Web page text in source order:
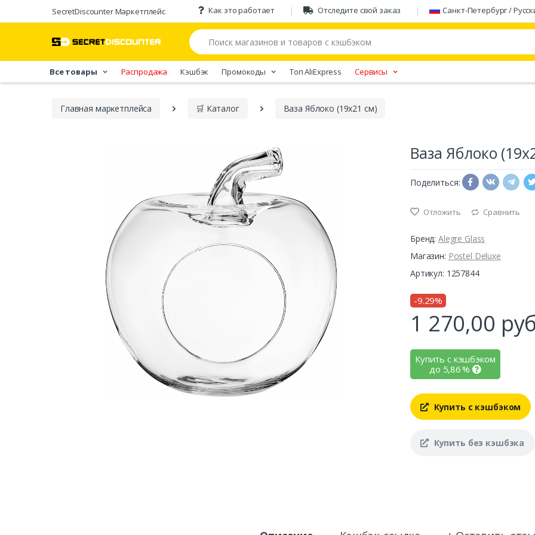
SecretDiscounter Маркетплейс Как это работает Отследите свой заказ Санкт-Петербург /
Все товары Распродажа Кэшбэк Промокоды Tоп AliExpress Сервисы
Главная марĸетплейса 🛒 Каталог Ваза Яблоко (19х21 см)
Ваза Яблоко
Поделиться:
Отложить Сравнить
Бренд: Alegre Glass
Магазин: Postel Deluxe
Артикул: 1257844
-9.29%
1 270,00
Купить с кэшбэком
до 5,86%
Купить с кэшбэком
Купить без кэшбэка